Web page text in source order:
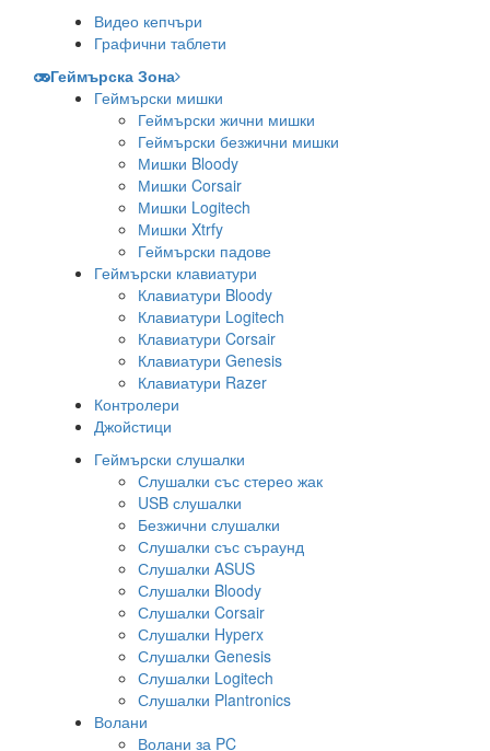
Видео кепчъри
Графични таблети
Геймърска Зона
Геймърски мишки
Геймърски жични мишки
Геймърски безжични мишки
Мишки Bloody
Мишки Corsair
Мишки Logitech
Мишки Xtrfy
Геймърски падове
Геймърски клавиатури
Клавиатури Bloody
Клавиатури Logitech
Клавиатури Corsair
Клавиатури Genesis
Клавиатури Razer
Контролери
Джойстици
Геймърски слушалки
Слушалки със стерео жак
USB слушалки
Безжични слушалки
Слушалки със съраунд
Слушалки ASUS
Слушалки Bloody
Слушалки Corsair
Слушалки Hyperx
Слушалки Genesis
Слушалки Logitech
Слушалки Plantronics
Волани
Волани за PC